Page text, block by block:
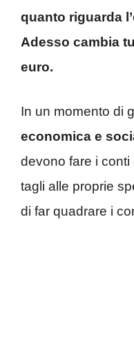
quanto riguarda
Adesso cambia
euro.
In un momento di
economica e
devono fare i
tagli alle proprie
di far quadrare i